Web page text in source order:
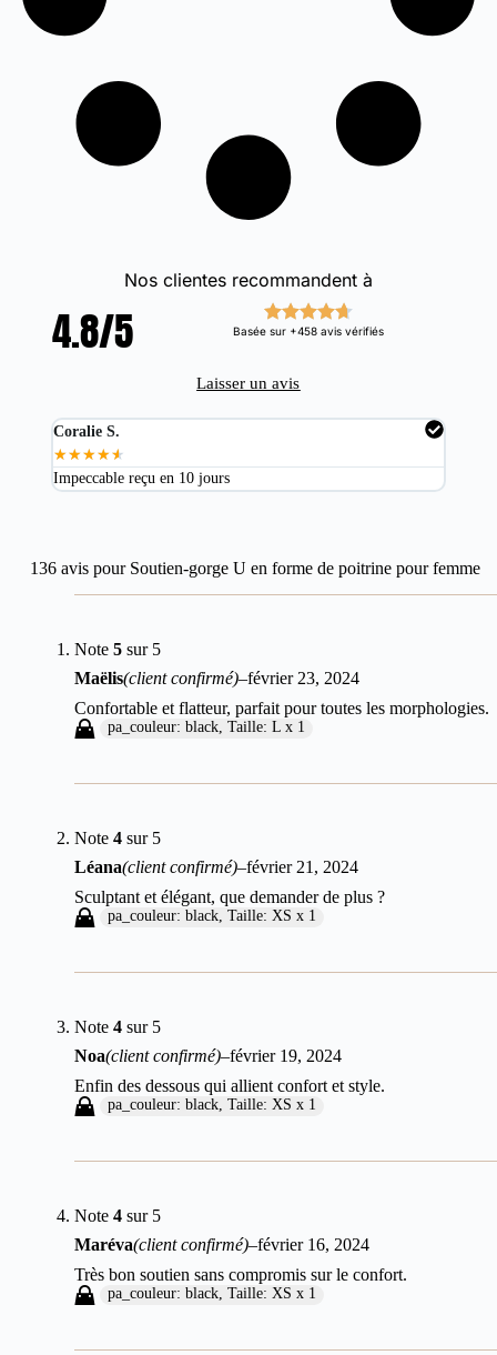
Nos clientes recommandent à
4.8/5 Basée sur +458 avis vérifiés
Laisser un avis
Coralie S.
★★★★★
Impeccable reçu en 10 jours
136 avis pour Soutien-gorge U en forme de poitrine pour femme
Note 5sur 5
Maëlis(client confirmé)–février 23, 2024
Confortable et flatteur, parfait pour toutes les morphologies.
pa_couleur: black, Taille: L x 1
Note 4sur 5
Léana(client confirmé)–février 21, 2024
Sculptant et élégant, que demander de plus ?
pa_couleur: black, Taille: XS x 1
Note 4sur 5
Noa(client confirmé)–février 19, 2024
Enfin des dessous qui allient confort et style.
pa_couleur: black, Taille: XS x 1
Note 4sur 5
Maréva(client confirmé)–février 16, 2024
Très bon soutien sans compromis sur le confort.
pa_couleur: black, Taille: XS x 1